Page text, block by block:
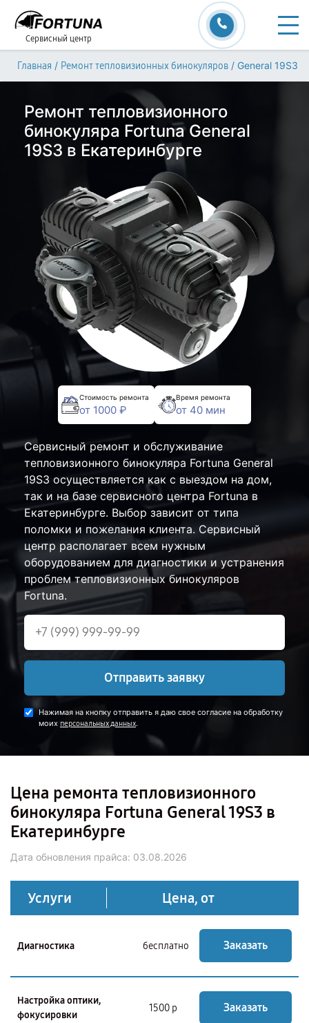
Сервисный центр
Главная / Ремонт тепловизионных бинокуляров / General 19S3
Ремонт тепловизионного
бинокуляра Fortuna General
19S3 в Екатеринбурге
Стоимость ремонта
от 1000 ₽
Время ремонта
от 40 мин
Сервисный ремонт и обслуживание
тепловизионного бинокуляра Fortuna General
19S3 осуществляется как с выездом на дом,
так и на базе сервисного центра Fortuna в
Екатеринбурге. Выбор зависит от типа
поломки и пожелания клиента. Сервисный
центр располагает всем нужным
оборудованием для диагностики и устранения
проблем тепловизионных бинокуляров
Fortuna.
Отправить заявку
Нажимая на кнопку отправить я даю свое согласие на обработку
моих персональных данных.
Цена ремонта тепловизионного
бинокуляра Fortuna General 19S3 в
Екатеринбурге
Дата обновления прайса: 03.08.2026
Услуги Цена, от
Диагностика бесплатно Заказать
Настройка оптики,
фокусировки
1500 р Заказать